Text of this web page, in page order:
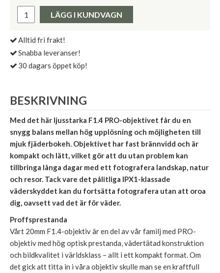
Pris:
LÄGG I KUNDVAGN
Alltid fri frakt!
Snabba leveranser!
30 dagars öppet köp!
BESKRIVNING
Med det här ljusstarka F1.4 PRO-objektivet får du en
snygg balans mellan hög upplösning och möjligheten till
mjuk fjäderbokeh. Objektivet har fast brännvidd och är
kompakt och lätt, vilket gör att du utan problem kan
tillbringa långa dagar med ett fotografera landskap, natur
och resor. Tack vare det pålitliga IPX1-klassade
väderskyddet kan du fortsätta fotografera utan att oroa
dig, oavsett vad det är för väder.
Proffsprestanda
Vårt 20mm F1.4-objektiv är en del av vår familj med PRO-
objektiv med hög optisk prestanda, vädertätad konstruktion
och bildkvalitet i världsklass – allt i ett kompakt format. Om
det gick att titta in i våra objektiv skulle man se en kraftfull